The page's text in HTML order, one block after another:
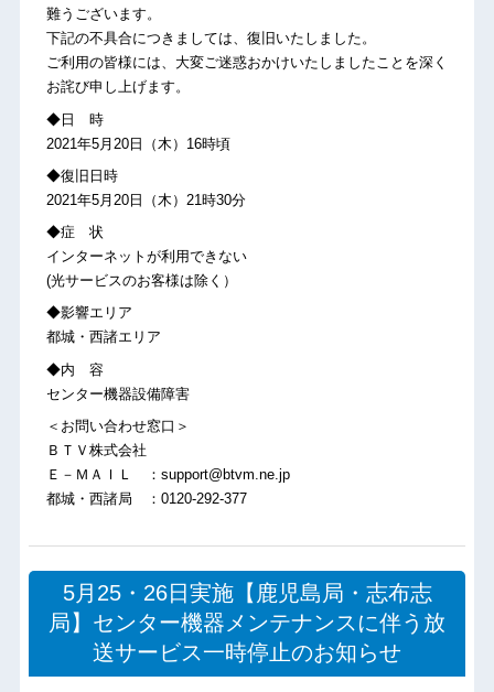
難うございます。
下記の不具合につきましては、復旧いたしました。
ご利用の皆様には、大変ご迷惑おかけいたしましたことを深く
お詫び申し上げます。
◆日 時
2021年5月20日（木）16時頃
◆復旧日時
2021年5月20日（木）21時30分
◆症 状
インターネットが利用できない
(光サービスのお客様は除く）
◆影響エリア
都城・西諸エリア
◆内 容
センター機器設備障害
＜お問い合わせ窓口＞
ＢＴＶ株式会社
Ｅ－ＭＡＩＬ ：support@btvm.ne.jp
都城・西諸局 ：0120-292-377
5月25・26日実施【鹿児島局・志布志
局】センター機器メンテナンスに伴う放
送サービス一時停止のお知らせ